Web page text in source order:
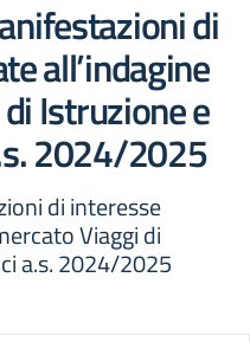
di
all’indagine
Istruzione e
2024/2025
di interesse
Viaggi di
a.s. 2024/2025